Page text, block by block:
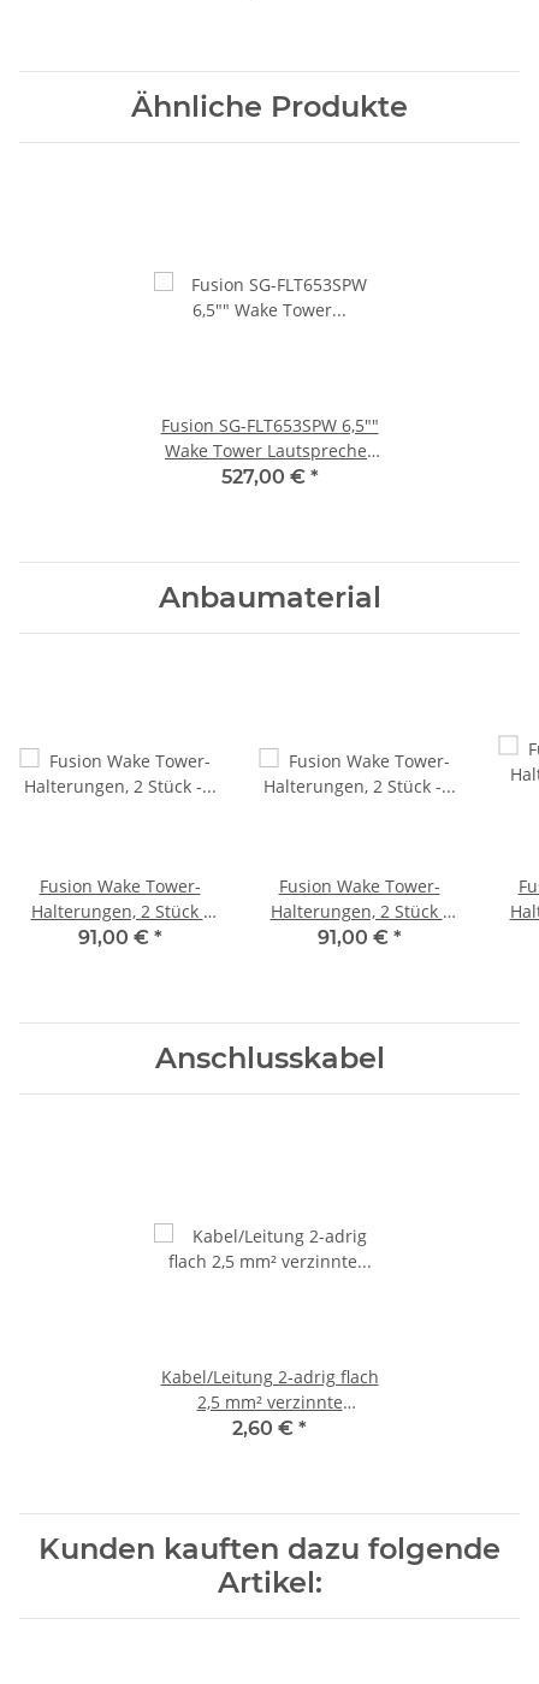
Ähnliche Produkte
Fusion SG-FLT653SPW 6,5""
Wake Tower Lautsprecher
weiß, V3i - 010-02771-50
527,00 € *
Anbaumaterial
Fusion Wake Tower-
Halterungen, 2 Stück -
2,5"" Rohrmontage für
91,00 € *
Fusion Wake Tower-
Halterungen, 2 Stück -
2"" Rohrmontage für die
91,00 € *
Anschlusskabel
Kabel/Leitung 2-adrig flach
2,5 mm² verzinnte
Litzenleitung rot/schwarz
2,60 € *
Kunden kauften dazu folgende
Artikel: